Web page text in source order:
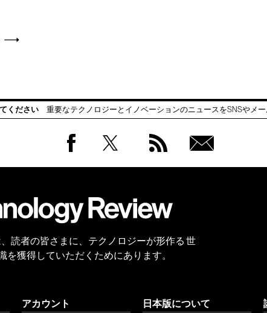
ください 重要なテクノロジーとイノベーションのニュースをSNSやメ
会員
、読者の皆さまに、テクノロジーが形作る 世
を獲得していただくためにあります。
アカウント 日本版について